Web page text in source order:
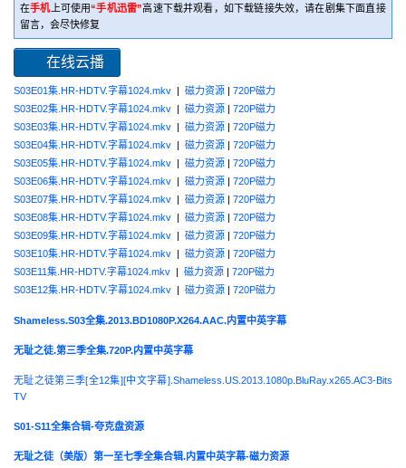
在手机上可使用“手机迅雷”高速下载并观看，如下载链接失效，请在剧集下面直接
留言，会尽快修复
在线云播
S03E01集.HR-HDTV.字幕1024.mkv | 磁力资源 | 720P磁力
S03E02集.HR-HDTV.字幕1024.mkv | 磁力资源 | 720P磁力
S03E03集.HR-HDTV.字幕1024.mkv | 磁力资源 | 720P磁力
S03E04集.HR-HDTV.字幕1024.mkv | 磁力资源 | 720P磁力
S03E05集.HR-HDTV.字幕1024.mkv | 磁力资源 | 720P磁力
S03E06集.HR-HDTV.字幕1024.mkv | 磁力资源 | 720P磁力
S03E07集.HR-HDTV.字幕1024.mkv | 磁力资源 | 720P磁力
S03E08集.HR-HDTV.字幕1024.mkv | 磁力资源 | 720P磁力
S03E09集.HR-HDTV.字幕1024.mkv | 磁力资源 | 720P磁力
S03E10集.HR-HDTV.字幕1024.mkv | 磁力资源 | 720P磁力
S03E11集.HR-HDTV.字幕1024.mkv | 磁力资源 | 720P磁力
S03E12集.HR-HDTV.字幕1024.mkv | 磁力资源 | 720P磁力
Shameless.S03全集.2013.BD1080P.X264.AAC.内置中英字幕
无耻之徒.第三季全集.720P.内置中英字幕
无耻之徒第三季[全12集][中文字幕].Shameless.US.2013.1080p.BluRay.x265.AC3-Bits
TV
S01-S11全集合辑-夸克盘资源
无耻之徒（美版）第一至七季全集合辑.内置中英字幕-磁力资源